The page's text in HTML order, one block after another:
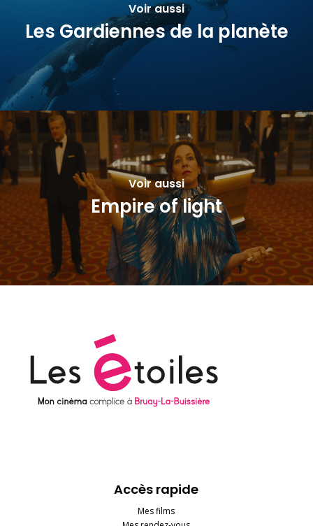
Voir aussi
Les Gardiennes de la planète
Voir aussi
Empire of light
Accès rapide
Mes films